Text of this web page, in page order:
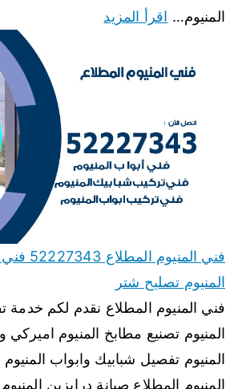
المنيوم… اقرأ المزيد
فني
المنيوم تصليح شتر
فني المنيوم المطلاع نقدم لكم
المنيوم تصنيع مطابخ المنيوم اميركي
المنيوم تفصيل شبابيك وابواب
المنيوم المطلاع صيانة درابزين